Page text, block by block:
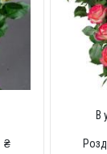
₴
В